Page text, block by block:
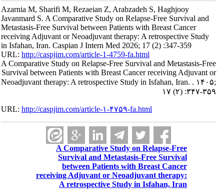
Azarnia M, Sharifi M, Rezaeian Z, Arabzadeh S, Haghjooy
Javanmard S. A Comparative Study on Relapse-Free Survival and
Metastasis-Free Survival between Patients with Breast Cancer
receiving Adjuvant or Neoadjuvant therapy: A retrospective Study
in Isfahan, Iran. Caspian J Intern Med 2026; 17 (2) :347-359
URL:http://caspjim.com/article-1-4759-fa.html
A Comparative Study on Relapse-Free Survival and Metastasis-Free
Survival between Patients with Breast Cancer receiving Adjuvant or
Neoadjuvant therapy: A retrospective Study in Isfahan, Iran. . ۱۴۰۵;
۱۷ (۲) :۳۴۷-۳۵۹
URL:http://caspjim.com/article-۱-۴۷۵۹-fa.html
A Comparative Study on Relapse-Free
Survival and Metastasis-Free Survival
between Patients with Breast Cancer
receiving Adjuvant or Neoadjuvant therapy:
A retrospective Study in Isfahan, Iran